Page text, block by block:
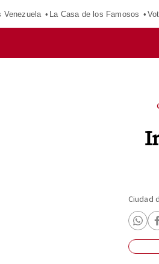
Venezuela La Casa de los Famosos
Ciudad